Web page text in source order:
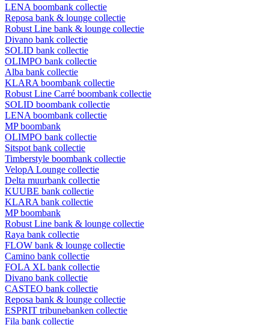
LENA boombank collectie
Reposa bank & lounge collectie
Robust Line bank & lounge collectie
Divano bank collectie
SOLID bank collectie
OLIMPO bank collectie
Alba bank collectie
KLARA boombank collectie
Robust Line Carré boombank collectie
SOLID boombank collectie
LENA boombank collectie
MP boombank
OLIMPO bank collectie
Sitspot bank collectie
Timberstyle boombank collectie
VelopA Lounge collectie
Delta muurbank collectie
KUUBE bank collectie
KLARA bank collectie
MP boombank
Robust Line bank & lounge collectie
Raya bank collectie
FLOW bank & lounge collectie
Camino bank collectie
FOLA XL bank collectie
Divano bank collectie
CASTEO bank collectie
Reposa bank & lounge collectie
ESPRIT tribunebanken collectie
Fila bank collectie